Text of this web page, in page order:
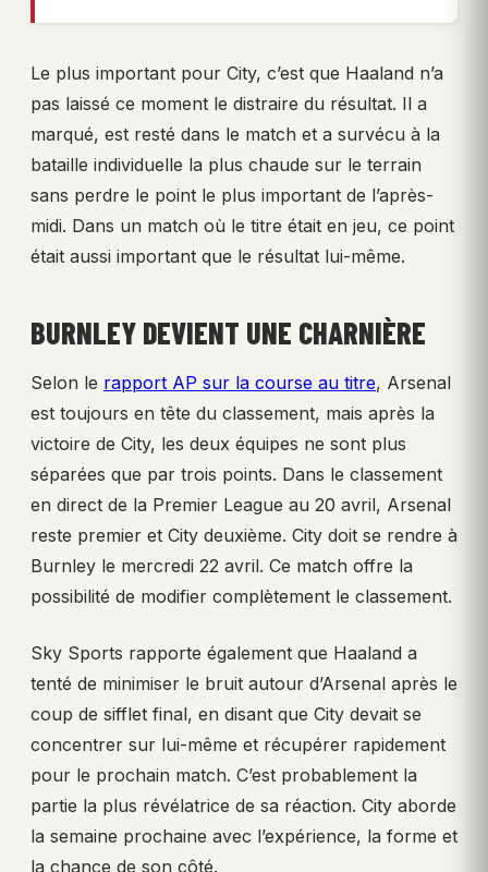
Le plus important pour City, c’est que Haaland n’a
pas laissé ce moment le distraire du résultat. Il a
marqué, est resté dans le match et a survécu à la
bataille individuelle la plus chaude sur le terrain
sans perdre le point le plus important de l’après-
midi. Dans un match où le titre était en jeu, ce point
était aussi important que le résultat lui-même.
BURNLEY DEVIENT UNE CHARNIÈRE
Selon le rapport AP sur la course au titre, Arsenal
est toujours en tête du classement, mais après la
victoire de City, les deux équipes ne sont plus
séparées que par trois points. Dans le classement
en direct de la Premier League au 20 avril, Arsenal
reste premier et City deuxième. City doit se rendre à
Burnley le mercredi 22 avril. Ce match offre la
possibilité de modifier complètement le classement.
Sky Sports rapporte également que Haaland a
tenté de minimiser le bruit autour d’Arsenal après le
coup de sifflet final, en disant que City devait se
concentrer sur lui-même et récupérer rapidement
pour le prochain match. C’est probablement la
partie la plus révélatrice de sa réaction. City aborde
la semaine prochaine avec l’expérience, la forme et
la chance de son côté.